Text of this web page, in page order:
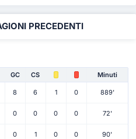
PRECEDENTI
GC CS Minuti
8 6 1 0 889'
0 0 0 0 72'
0 1 0 0 90'